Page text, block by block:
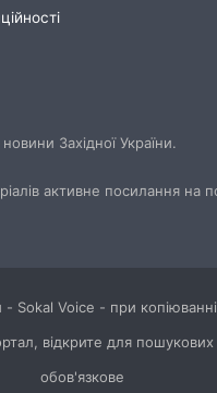
Західної України.
активне посилання на
Sokal Voice - при копіюванні
відкрите для
обов'язкове